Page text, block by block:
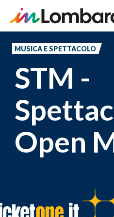
principale
MUSICA E SPETTACOLO
STM -
Open